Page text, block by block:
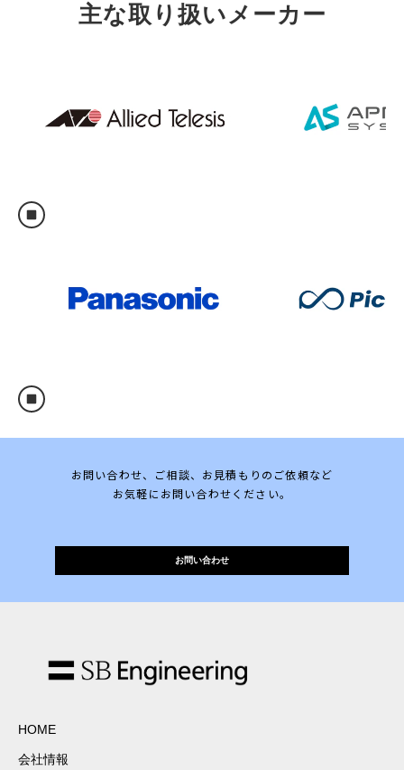
主な取り扱いメーカー
お問い合わせ、ご相談、お見積もりのご依頼など
お気軽にお問い合わせください。
お問い合わせ
HOME
会社情報